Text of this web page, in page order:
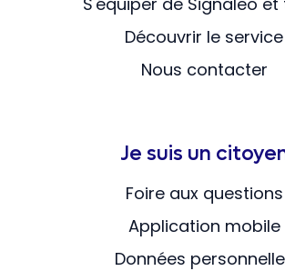
Découvrir le service
Nous contacter
Je suis un
Foire aux questions
Application mobile
Données